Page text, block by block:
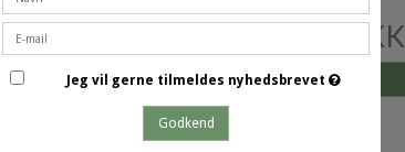
Choko-
49,00 DKK
Jeg vil gerne tilmeldes nyhedsbrevet
Godkend